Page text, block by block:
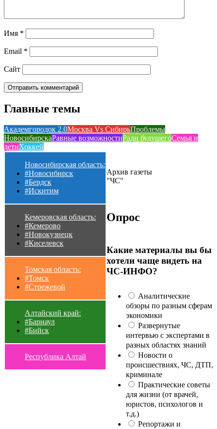
Имя *
Email *
Сайт
Главные темы
Академгородок 2.0Москва Vs СибирьПроблемы
НовосибирскаРавные возможностиРади будущегоСемья и
детиХоккей
Новосибирская область:
#Новосибирск
#Бердск
#Искитим
Кемеровская область:
#Кемерово
#Новокузнецк
#Киселевск
Томская область:
#Томск
#Стрежевой
Алтайский край:
#Барнаул
#Бийск
Республика Алтай
Архив газеты
"ЧС"
Опрос
Какие материалы вы бы
хотели чаще видеть на
ЧС-ИНФО?
Аналитические
обзоры по разным сферам
экономики
Развернутые
интервью с экспертами в
разных областях знаний
Новости о
происшествиях, ЧС, ДТП,
криминале
Практические советы
для жизни (от врачей,
юристов, психологов и
т.д.)
Репортажи и